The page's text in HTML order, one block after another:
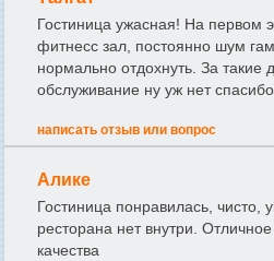
Гостиница ужасная! На первом
фитнесс зал, постоянно шум
нормально отдохнуть. За такие
обслуживание ну уж нет
написать отзыв или вопрос
Алике
Гостиница понравилась, чисто,
ресторана нет внутри.
качества